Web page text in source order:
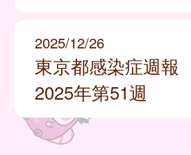
2025/12/26
東京都感染症週報
2025年第51週